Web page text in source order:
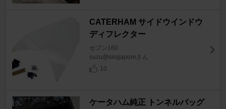
CATERHAM サイドウインドウ
ディフレクター
セブン160
suzu@singaporeさん
10
ケータハム純正 トンネルバッグ